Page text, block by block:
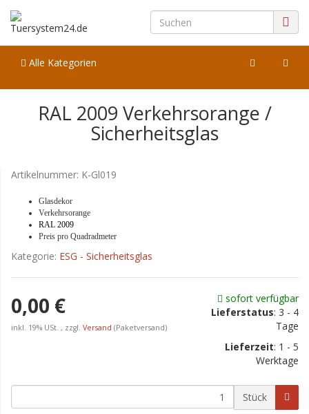
Alle Kategorien
RAL 2009 Verkehrsorange /
Sicherheitsglas
Artikelnummer: K-Gl019
Glasdekor
Verkehrsorange
RAL 2009
Preis pro Quadradmeter
Kategorie: ESG - Sicherheitsglas
0,00 €
inkl. 19% USt. , zzgl. Versand (Paketversand)
sofort verfügbar
Lieferstatus: 3 - 4
Tage
Lieferzeit: 1 - 5
Werktage
Stück